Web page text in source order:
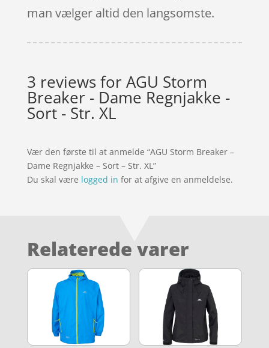
man vælger altid den langsomste.
3 reviews forAGU Storm
Breaker - Dame Regnjakke -
Sort - Str. XL
Vær den første til at anmelde “AGU Storm Breaker –
Dame Regnjakke – Sort – Str. XL”
Du skal være logged in for at afgive en anmeldelse.
Relaterede varer